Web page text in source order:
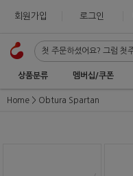
회원가입 로그인
상품분류 멤버십/쿠폰
Home Obtura Spartan